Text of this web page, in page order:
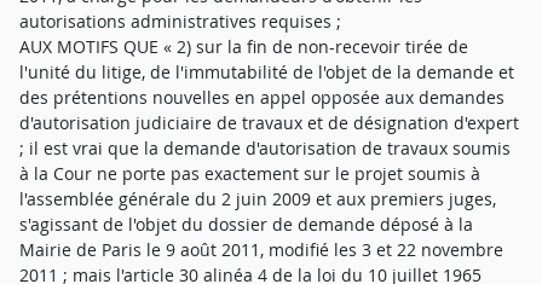
autorisations administratives requises ;
AUX MOTIFS QUE « 2) sur la fin de non-recevoir tirée de
l'unité du litige, de l'immutabilité de l'objet de la demande et
des prétentions nouvelles en appel opposée aux demandes
d'autorisation judiciaire de travaux et de désignation d'expert
; il est vrai que la demande d'autorisation de travaux soumis
à la Cour ne porte pas exactement sur le projet soumis à
l'assemblée générale du 2 juin 2009 et aux premiers juges,
s'agissant de l'objet du dossier de demande déposé à la
Mairie de Paris le 9 août 2011, modifié les 3 et 22 novembre
2011 ; mais l'article 30 alinéa 4 de la loi du 10 juillet 1965